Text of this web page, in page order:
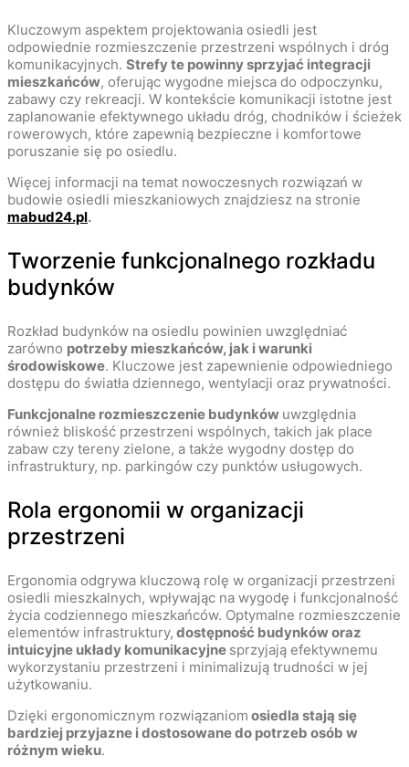
Kluczowym aspektem projektowania osiedli jest
odpowiednie rozmieszczenie przestrzeni wspólnych i dróg
komunikacyjnych. Strefy te powinny sprzyjać integracji
mieszkańców, oferując wygodne miejsca do odpoczynku,
zabawy czy rekreacji. W kontekście komunikacji istotne jest
zaplanowanie efektywnego układu dróg, chodników i ścieżek
rowerowych, które zapewnią bezpieczne i komfortowe
poruszanie się po osiedlu.
Więcej informacji na temat nowoczesnych rozwiązań w
budowie osiedli mieszkaniowych znajdziesz na stronie
mabud24.pl.
Tworzenie funkcjonalnego rozkładu
budynków
Rozkład budynków na osiedlu powinien uwzględniać
zarówno potrzeby mieszkańców, jak i warunki
środowiskowe. Kluczowe jest zapewnienie odpowiedniego
dostępu do światła dziennego, wentylacji oraz prywatności.
Funkcjonalne rozmieszczenie budynków uwzględnia
również bliskość przestrzeni wspólnych, takich jak place
zabaw czy tereny zielone, a także wygodny dostęp do
infrastruktury, np. parkingów czy punktów usługowych.
Rola ergonomii w organizacji
przestrzeni
Ergonomia odgrywa kluczową rolę w organizacji przestrzeni
osiedli mieszkalnych, wpływając na wygodę i funkcjonalność
życia codziennego mieszkańców. Optymalne rozmieszczenie
elementów infrastruktury, dostępność budynków oraz
intuicyjne układy komunikacyjne sprzyjają efektywnemu
wykorzystaniu przestrzeni i minimalizują trudności w jej
użytkowaniu.
Dzięki ergonomicznym rozwiązaniom osiedla stają się
bardziej przyjazne i dostosowane do potrzeb osób w
różnym wieku.